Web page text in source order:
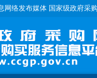
网络发布媒体 国家级政府采